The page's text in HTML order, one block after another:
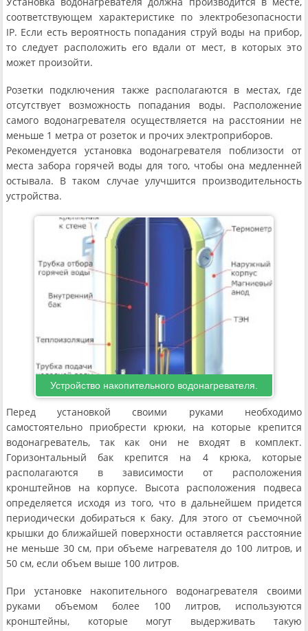
соответствующем характеристике по электробезопасности
IP. Если есть вероятность попадания струй воды на прибор,
то следует расположить его вдали от мест, в которых это
может произойти.
Розетки подключения также располагаются в местах, где
отсутствует возможность попадания воды. Расположение
самого водонагревателя осуществляется на расстоянии не
меньше 1 метра от розеток и прочих электроприборов.
Рекомендуется установка водонагревателя поблизости от
места забора горячей воды для того, чтобы она медленней
остывала. В таком случае улучшится производительность
устройства.
Устройство накопительного водонагревателя.
Перед установкой своими руками необходимо
самостоятельно приобрести крюки, на которые крепится
водонагреватель, так как они не входят в комплект.
Горизонтальный бак крепится на 4 крюка, которые
располагаются в зависимости от расположения
кронштейнов на корпусе. Высота расположения подвеса
определяется исходя из того, что в дальнейшем придется
периодически добираться к баку. Для этого от съемочной
крышки до ближайшей поверхности оставляется расстояние
не меньше 30 см, при объеме нагревателя до 100 литров, и
50 см, если объем выше 100 литров.
При установке накопительного водонагревателя своими
руками объемом более 100 литров, используются
кронштейны, которые могут выдерживать такую